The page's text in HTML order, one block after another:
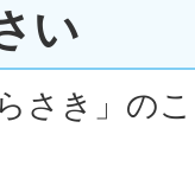
い
さき」の